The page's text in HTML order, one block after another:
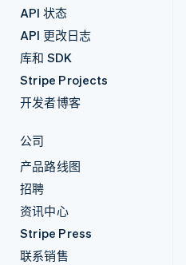
API 状态
API 更改日志
库和 SDK
Stripe Projects
开发者博客
公司
产品路线图
招聘
资讯中心
Stripe Press
联系销售